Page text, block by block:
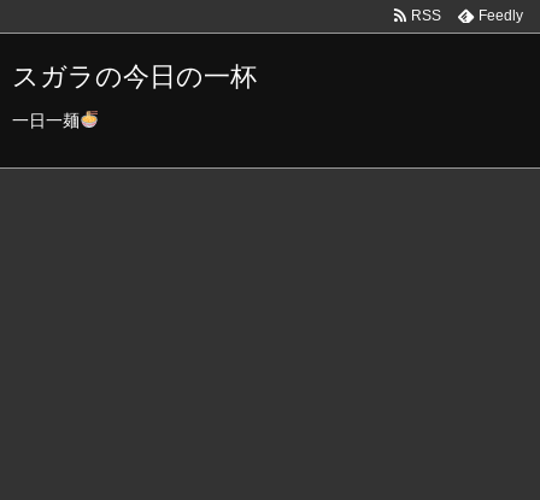
スガラの今日の一杯
一日一麺
RSS Feedly